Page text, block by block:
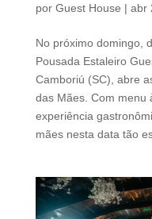
por Guest House | abr
No próximo domingo,
Pousada Estaleiro
Camboriú (SC), abre
das Mães. Com menu
experiência
mães nesta data tão